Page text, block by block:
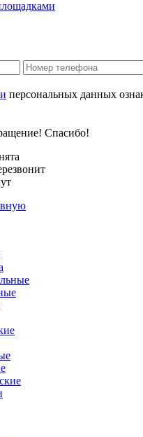
персональных данных
Спасибо!